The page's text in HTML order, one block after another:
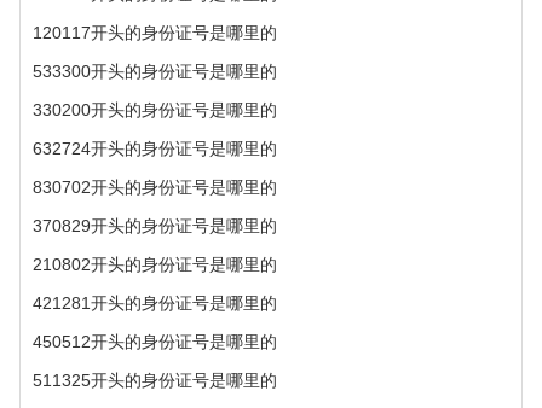
120117开头的身份证号是哪里的
533300开头的身份证号是哪里的
330200开头的身份证号是哪里的
632724开头的身份证号是哪里的
830702开头的身份证号是哪里的
370829开头的身份证号是哪里的
210802开头的身份证号是哪里的
421281开头的身份证号是哪里的
450512开头的身份证号是哪里的
511325开头的身份证号是哪里的